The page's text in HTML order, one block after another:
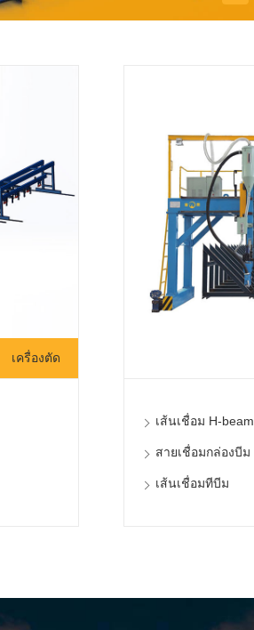
เครื่องตัด
เส้นเชื่อม H-beam
สายเชื่อมกล่องบีม
เส้นเชื่อมทีบีม